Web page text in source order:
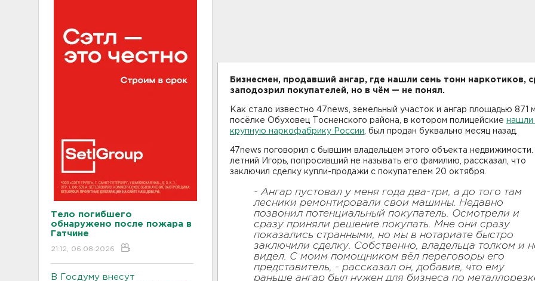
Тело погибшего
обнаружено после пожара в
Гатчине
21:12, 06.08.2026
В Госдуму внесут
Бизнесмен, продавший ангар, где нашли семь тонн наркотиков,
заподозрил покупателей, но в чём — не понял.
Как стало известно 47news, земельный участок и ангар площадью 871
посёлке Обуховец Тосненского района, в котором полицейские нашли
крупную наркофабрику России , был продан буквально месяц назад.
47news поговорил с бывшим владельцем этого объекта недвижимости.
летний Игорь, попросивший не называть его фамилию, рассказал, что
заключил сделку купли-продажи с покупателем 20 октября.
- Ангар пустовал у меня года два-три, а до того там
лесники ремонтировали свои машины. Недавно
позвонил потенциальный покупатель. Осмотрели и
сразу приняли решение покупать. Мне они сразу
показались странными, но мы в нотариате быстро
заключили сделку. Собственно, владельца толком и
видел. С моим помощником вёл переговоры его
представитель, - рассказал он, добавив, что ему
раньше ангар был нужен для бизнеса по